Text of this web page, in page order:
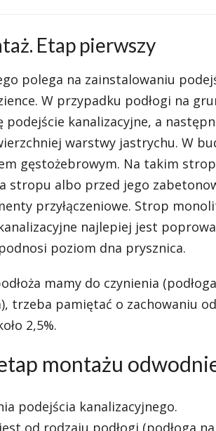
Etap pierwszy
polega na zainstalowaniu
W przypadku podłogi na
kanalizacyjne, a
warstwy jastrychu. W
gęstożebrowym. Na takim
stropu albo przed jego
przyłączeniowe. Strop
najlepiej jest
poziom dna prysznica.
mamy do czynienia
trzeba pamiętać o zachowaniu
2,5%.
montażu
podejścia kanalizacyjnego.
od rodzaju podłogi (podłoga